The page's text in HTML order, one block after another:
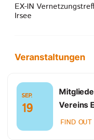
EX-IN
Irsee
Veranstaltungen
SEP.
19
Vereins
FIND OUT